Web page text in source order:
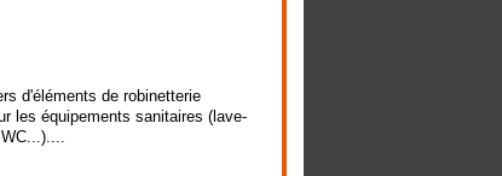
d'éléments de robinetterie
les équipements sanitaires (lave-